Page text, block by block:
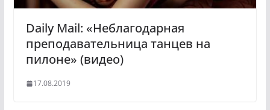
Daily Mail: «Неблагодарная
преподавательница танцев на
пилоне» (видео)
17.08.2019